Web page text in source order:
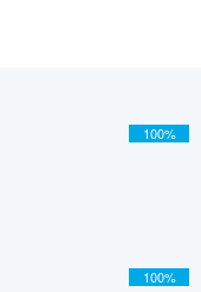
100%
100%